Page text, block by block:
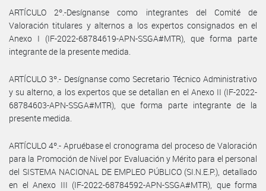
ARTÍCULO 2º.-Desígnanse como integrantes del Comité de
Valoración titulares y alternos a los expertos consignados en el
Anexo I (IF-2022-68784619-APN-SSGA#MTR), que forma parte
integrante de la presente medida.
ARTÍCULO 3º.- Desígnanse como Secretario Técnico Administrativo
y su alterno, a los expertos que se detallan en el Anexo II (IF-2022-
68784603-APN-SSGA#MTR), que forma parte integrante de la
presente medida.
ARTÍCULO 4º.- Apruébase el cronograma del proceso de Valoración
para la Promoción de Nivel por Evaluación y Mérito para el personal
del SISTEMA NACIONAL DE EMPLEO PÚBLICO (SI.N.E.P.), detallado
en el Anexo III (IF-2022-68784592-APN-SSGA#MTR), que forma